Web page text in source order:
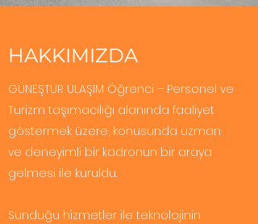
HAKKIMIZDA
GÜNEŞTUR ULAŞIM Öğrenci – Personel ve
Turizm taşımacılığı alanında faaliyet
göstermek üzere, konusunda uzman
ve deneyimli bir kadronun bir araya
gelmesi ile kuruldu.
Sunduğu hizmetler ile teknolojinin